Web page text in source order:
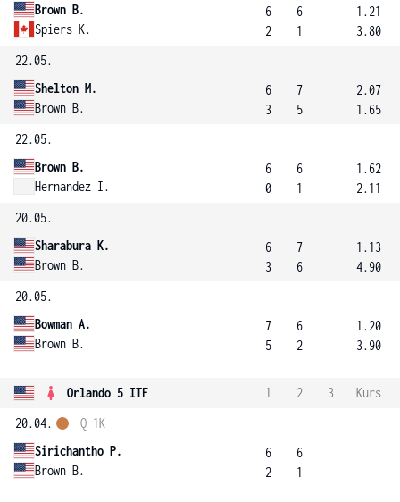
Brown B.
Spiers K.
6
2
6
1
1.21
3.80
22.05.
Shelton M.
Brown B.
6
3
7
5
2.07
1.65
22.05.
Brown B.
Hernandez I.
6
0
6
1
1.62
2.11
20.05.
Sharabura K.
Brown B.
6
3
7
6
1.13
4.90
20.05.
Bowman A.
Brown B.
7
5
6
2
1.20
3.90
Orlando 5 ITF 1 2 3
Kurs
20.04.
Sirichantho P.
Brown B.
Q-1K
6
2
6
1